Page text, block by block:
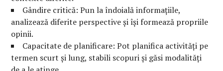
Gândire critică: Pun la îndoială informațiile,
analizează diferite perspective și își formează propriile
opinii.
Capacitate de planificare: Pot planifica activități pe
termen scurt și lung, stabili scopuri și găsi modalități